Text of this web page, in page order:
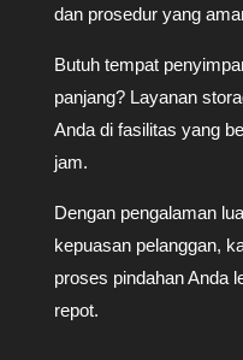
dan prosedur yang
Butuh tempat
panjang? Layanan
Anda di fasilitas yang
jam.
Dengan pengalaman
kepuasan pelanggan,
proses pindahan Anda
repot.